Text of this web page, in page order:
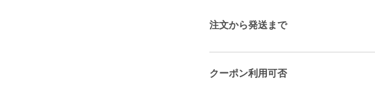
注文から発送まで
クーポン利用可否